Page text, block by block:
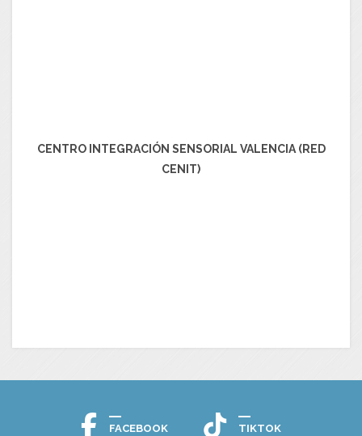
CENTRO INTEGRACIÓN SENSORIAL VALENCIA (RED
CENIT)
FACEBOOK TIKTOK